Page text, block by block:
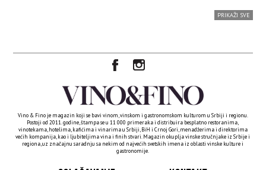
PRIKAŽI SVE
Vino & Fino je magazin koji se bavi vinom, vinskom i gastronomskom kulturom u Srbiji i regionu.
Postoji od 2011. godine, štampa se u 11 000 primeraka i distribuira besplatno restoranima,
vinotekama, hotelima, kafićima i vinarima u Srbiji, BiH i Crnoj Gori, menadžerima i direktorima
većih kompanija, kao i ljubiteljima vina i finih stvari. Magazin okuplja vinske stručnjake iz Srbije i
regiona, uz značajnu saradnju sa nekim od najvećih svetskih imena iz oblasti vinske kulture i
gastronomije.